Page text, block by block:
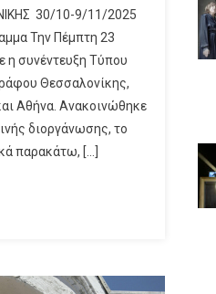
30/10-9/11/2025
Την Πέμπτη 23
η συνέντευξη Τύπου
Θεσσαλονίκης,
Αθήνα. Ανακοινώθηκε
διοργάνωσης, το
παρακάτω, […]